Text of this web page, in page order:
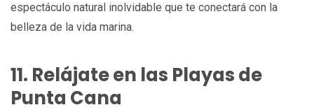
espectáculo natural inolvidable que te conectará con la
belleza de la vida marina.
11. Relájate en las Playas de
Punta Cana